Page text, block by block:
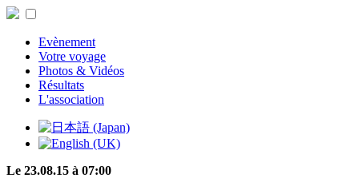
Evènement
Votre voyage
Photos & Vidéos
Résultats
L'association
Le 23.08.15 à 07:00